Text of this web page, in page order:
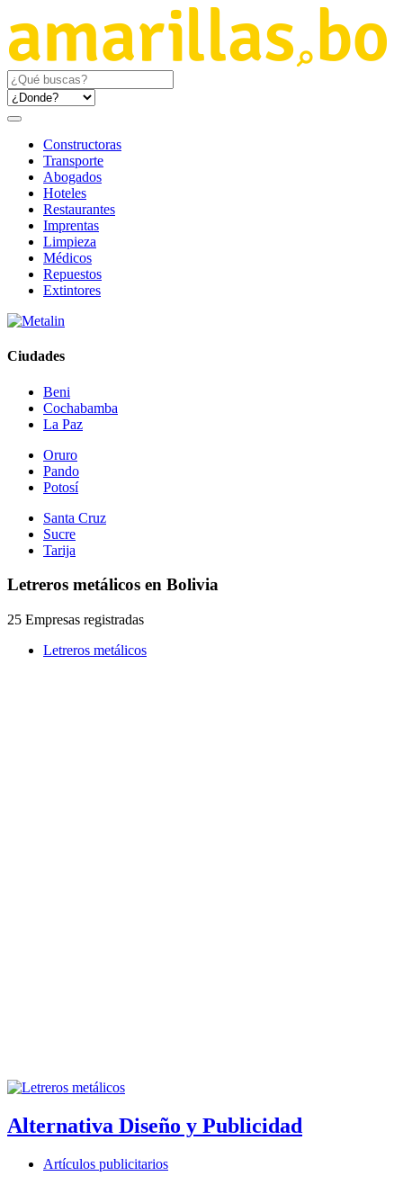
Constructoras
Transporte
Abogados
Hoteles
Restaurantes
Imprentas
Limpieza
Médicos
Repuestos
Extintores
Ciudades
Beni
Cochabamba
La Paz
Oruro
Pando
Potosí
Santa Cruz
Sucre
Tarija
Letreros metálicos en Bolivia
25 Empresas registradas
Letreros metálicos
Alternativa Diseño y Publicidad
Artículos publicitarios